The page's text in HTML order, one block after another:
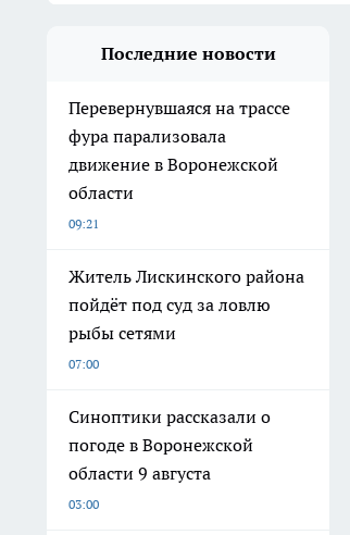
Последние новости
Перевернувшаяся на трассе
фура парализовала
движение в Воронежской
области
09:21
Житель Лискинского района
пойдёт под суд за ловлю
рыбы сетями
07:00
Синоптики рассказали о
погоде в Воронежской
области 9 августа
03:00